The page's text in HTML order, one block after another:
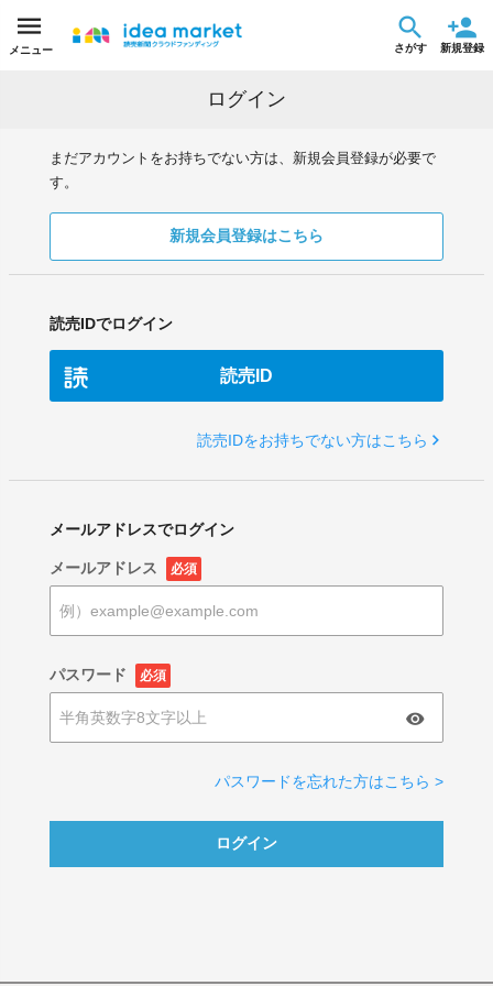
メニュー さがす 新規登録
ログイン
まだアカウントをお持ちでない方は、新規会員登録が必要で
す。
新規会員登録はこちら
読売IDでログイン
読売ID
読売IDをお持ちでない方はこちら
メールアドレスでログイン
メールアドレス 必須
パスワード 必須
パスワードを忘れた方はこちら >
ログイン